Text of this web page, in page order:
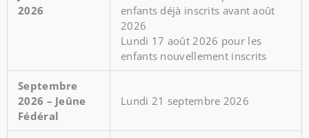
2026
enfants déjà inscrits avant août
2026
Lundi 17 août 2026 pour les
enfants nouvellement inscrits
Septembre
2026 – Jeûne
Fédéral
Lundi 21 septembre 2026